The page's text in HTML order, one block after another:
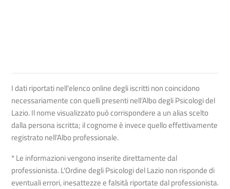
I dati riportati nell'elenco online degli iscritti non coincidono
necessariamente con quelli presenti nell’Albo degli Psicologi del
Lazio. Il nome visualizzato può corrispondere a un alias scelto
dalla persona iscritta; il cognome è invece quello effettivamente
registrato nell’Albo professionale.
* Le informazioni vengono inserite direttamente dal
professionista. L'Ordine degli Psicologi del Lazio non risponde di
eventuali errori, inesattezze e falsità riportate dal professionista.